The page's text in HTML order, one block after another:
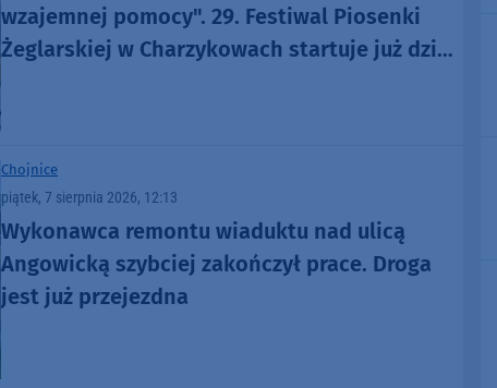
wzajemnej pomocy". 29. Festiwal Piosenki
Żeglarskiej w Charzykowach startuje już dziś.
Chojnice
piątek, 7 sierpnia 2026, 12:13
Wykonawca remontu wiaduktu nad ulicą
Angowicką szybciej zakończył prace. Droga
jest już przejezdna